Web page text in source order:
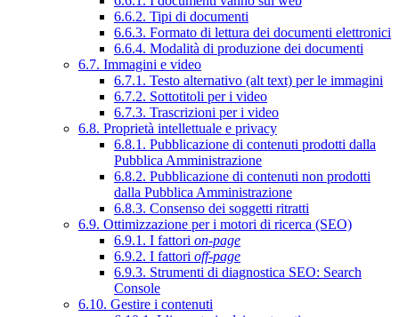
6.6.2. Tipi di documenti
6.6.3. Formato di lettura dei documenti elettronici
6.6.4. Modalità di produzione dei documenti
6.7. Immagini e video
6.7.1. Testo alternativo (alt text) per le immagini
6.7.2. Sottotitoli per i video
6.7.3. Trascrizioni per i video
6.8. Proprietà intellettuale e privacy
6.8.1. Pubblicazione di contenuti prodotti dalla
Pubblica Amministrazione
6.8.2. Pubblicazione di contenuti non prodotti
dalla Pubblica Amministrazione
6.8.3. Consenso dei soggetti ritratti
6.9. Ottimizzazione per i motori di ricerca (SEO)
6.9.1. I fattori on-page
6.9.2. I fattori off-page
6.9.3. Strumenti di diagnostica SEO: Search
Console
6.10. Gestire i contenuti